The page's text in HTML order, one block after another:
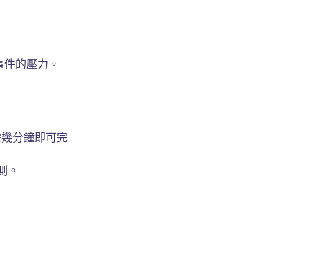
的壓力。
分鐘即可完
。